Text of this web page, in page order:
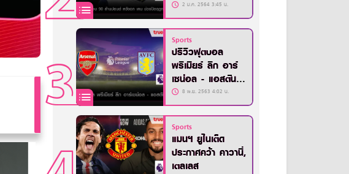
2 ม.ค. 2564 3:45 น.
Sports
ปรีวิวฟุตบอล
พรีเมียร์ ลีก อาร์
เซน่อล - แอสตัน
วิลล่า8 พ.ย. 2563 4:02 น.
Sports
แมนฯ ยูไนเต็ด
ประกาศคว้า คาวานี่,
เตลเลส